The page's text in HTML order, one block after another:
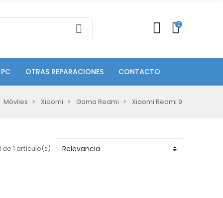
0
OTRAS REPARACIONES CONTACTO
Móviles Xiaomi Gama Redmi Xiaomi Redmi 9
de 1 artículo(s)